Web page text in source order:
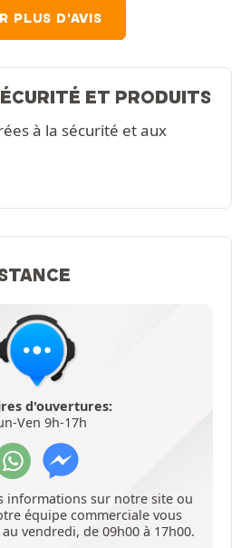
PLUS D'AVIS
ET PRODUITS
à la sécurité et aux
d'ouvertures:
Ven 9h-17h
informations sur notre site ou
équipe commerciale vous
vendredi, de 09h00 à 17h00.